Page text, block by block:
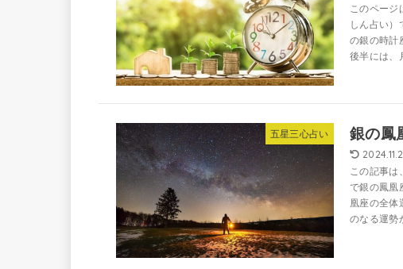
このページ
しん占い
の銀の時計
後半には、
五星三心占い 銀の鳳
この記事は
で銀の鳳凰
凰座の全体
のなる運勢